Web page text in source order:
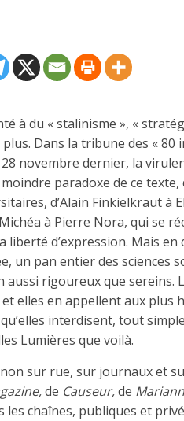
à du « stalinisme », «
Dans la tribune des «
novembre dernier, la
moindre paradoxe de ce
d’Alain Finkielkraut à
à Pierre Nora, qui se
liberté d’expression. Mais
un pan entier des sciences
aussi rigoureux que
elles en appellent aux plus
interdisent, tout
Lumières que voilà.
sur rue, sur journaux et
de Causeur,de
chaînes, publiques et